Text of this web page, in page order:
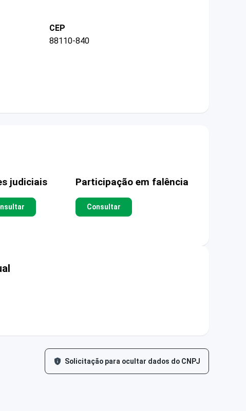
CEP
88110-840
judiciais Participação em falência
Consultar
Solicitação para ocultar dados do CNPJ